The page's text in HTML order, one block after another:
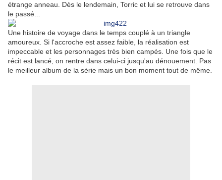
étrange anneau. Dès le lendemain, Torric et lui se retrouve dans
le passé...
Une histoire de voyage dans le temps couplé à un triangle
amoureux. Si l'accroche est assez faible, la réalisation est
impeccable et les personnages très bien campés. Une fois que le
récit est lancé, on rentre dans celui-ci jusqu'au dénouement. Pas
le meilleur album de la série mais un bon moment tout de même.